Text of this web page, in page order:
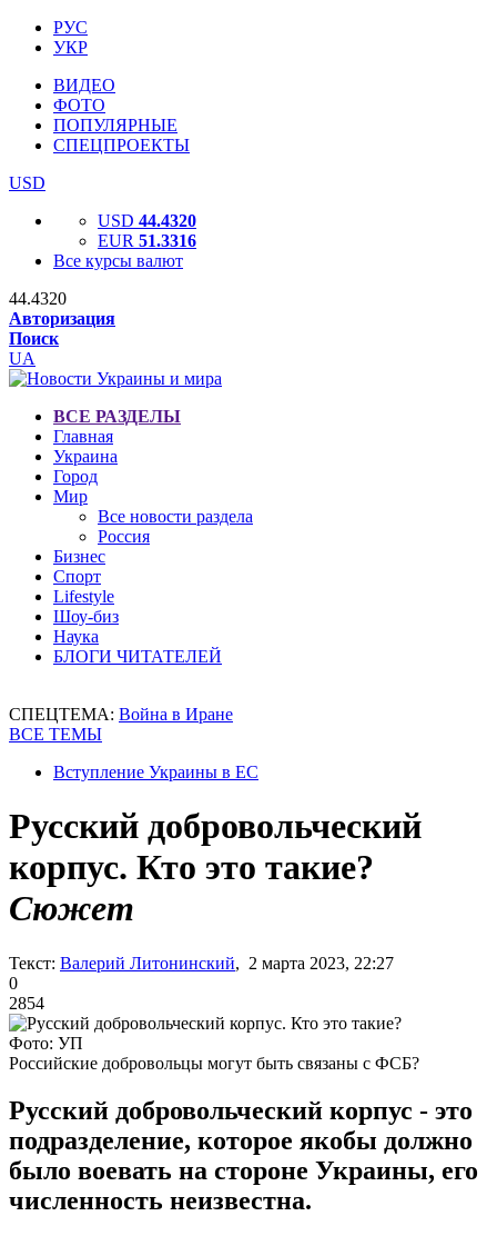
РУС
УКР
ВИДЕО
ФОТО
ПОПУЛЯРНЫЕ
СПЕЦПРОЕКТЫ
USD
USD 44.4320
EUR 51.3316
Все курсы валют
44.4320
Авторизация
Поиск
UA
ВСЕ РАЗДЕЛЫ
Главная
Украина
Город
Мир
Все новости раздела
Россия
Бизнес
Спорт
Lifestyle
Шоу-биз
Наука
БЛОГИ ЧИТАТЕЛЕЙ
СПЕЦТЕМА: Война в Иране
ВСЕ ТЕМЫ
Вступление Украины в ЕС
Русский добровольческий
корпус. Кто это такие?
Сюжет
Текст: Валерий Литонинский, 2 марта 2023, 22:27
0
2854
Фото: УП
Российские добровольцы могут быть связаны с ФСБ?
Русский добровольческий корпус - это
подразделение, которое якобы должно
было воевать на стороне Украины, его
численность неизвестна.